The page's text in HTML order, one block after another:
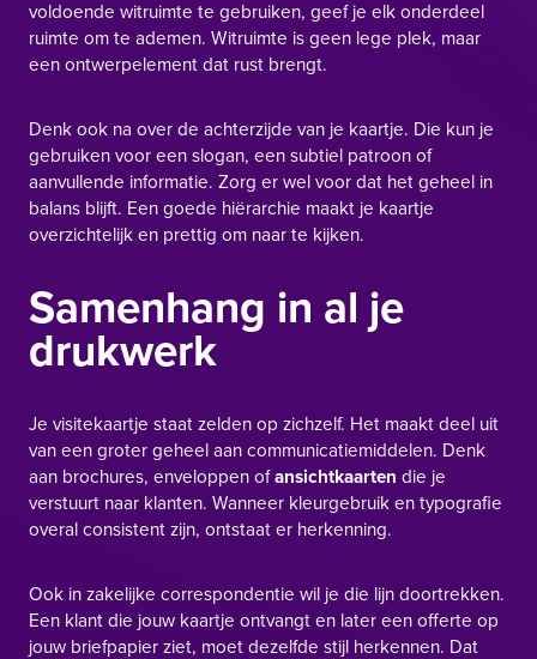
voldoende witruimte te gebruiken, geef je elk onderdeel
ruimte om te ademen. Witruimte is geen lege plek, maar
een ontwerpelement dat rust brengt.
Denk ook na over de achterzijde van je kaartje. Die kun je
gebruiken voor een slogan, een subtiel patroon of
aanvullende informatie. Zorg er wel voor dat het geheel in
balans blijft. Een goede hiërarchie maakt je kaartje
overzichtelijk en prettig om naar te kijken.
Samenhang in al je
drukwerk
Je visitekaartje staat zelden op zichzelf. Het maakt deel uit
van een groter geheel aan communicatiemiddelen. Denk
aan brochures, enveloppen ofansichtkaarten die je
verstuurt naar klanten. Wanneer kleurgebruik en typografie
overal consistent zijn, ontstaat er herkenning.
Ook in zakelijke correspondentie wil je die lijn doortrekken.
Een klant die jouw kaartje ontvangt en later een offerte op
jouw briefpapier ziet, moet dezelfde stijl herkennen. Dat